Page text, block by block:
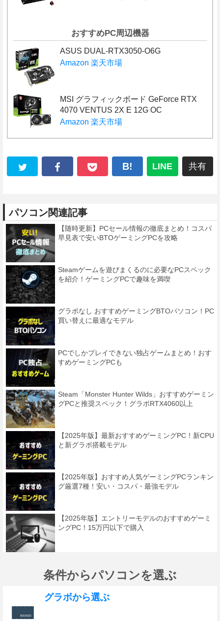
おすすめPC周辺機器
ASUS DUAL-RTX3050-O6G
Amazon 楽天市場
MSI グラフィックボード GeForce RTX
4070 VENTUS 2X E 12G OC
Amazon 楽天市場
B! LINE 共有
パソコン関連記事
【随時更新】PCセール情報の徹底まとめ！コスパ
早見表で安いBTOゲーミングPCを攻略
Steamゲームを遊びまくるのに必要なPCスペック
を紹介！ゲーミングPCで趣味を満喫
グラボなし おすすめゲーミングBTOパソコン！PC
買い替えに最適なモデル
PCでしかプレイできない独占ゲームまとめ！おす
すめゲーミングPCも
Steam「Monster Hunter Wilds」おすすめゲーミン
グPCと推奨スペック！グラボRTX4060以上
【2025年版】最新おすすめゲーミングPC！新CPU
と新グラボ搭載モデル
【2025年版】おすすめ人気ゲーミングPCランキン
グ厳選7種！安い・コスパ・最強モデル
【2025年版】エントリーモデルのおすすめゲーミ
ングPC！15万円以下で購入
条件からパソコンを選ぶ
グラボから選ぶ